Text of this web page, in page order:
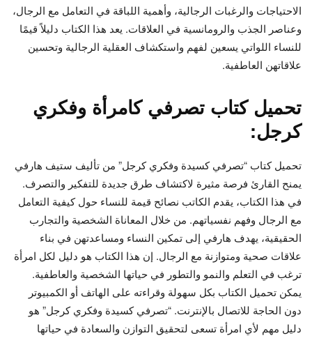
الاحتياجات والرغبات الرجالية، وأهمية اللباقة في التعامل مع الرجال،
وعناصر الجذب والرومانسية في العلاقات. يعد هذا الكتاب دليلاً قيمًا
للنساء اللواتي يسعين لفهم واستكشاف العقلية الرجالية وتحسين
علاقاتهن العاطفية.
تحميل كتاب تصرفي كامرأة وفكري
كرجل:
تحميل كتاب “تصرفي كسيدة وفكري كرجل” من تأليف ستيف هارفي
يمنح القارئ فرصة مثيرة لاكتشاف طرق جديدة للتفكير والتصرف.
في هذا الكتاب، يقدم الكاتب نصائح قيمة للنساء حول كيفية التعامل
مع الرجال وفهم نفسياتهم. من خلال المعاناة الشخصية والتجارب
الحقيقية، يهدف هارفي إلى تمكين النساء ومساعدتهن في بناء
علاقات صحية ومتوازنة مع الرجال. إن هذا الكتاب هو دليل لكل امرأة
ترغب في التعلم والنمو والتطور في حياتها الشخصية والعاطفية.
يمكن تحميل الكتاب بكل سهولة وقراءته على الهاتف أو الكمبيوتر
دون الحاجة للاتصال بالإنترنت. “تصرفي كسيدة وفكري كرجل” هو
دليل مهم لأي امرأة تسعى لتحقيق التوازن والسعادة في حياتها